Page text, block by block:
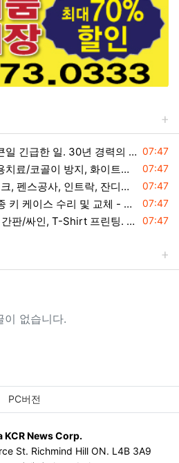
등록일
07:47
일. 30년 경력의 목수에게 맡겨 주
등록일
07:47
이 방지, 화이트닝, 사랑니 발치. 직
등록일
07:47
사, 인트락, 잔디공사, 나무 자르
등록일
07:47
스 수리 및 교체 - 핸드폰 키(스
등록일
07:47
/싸인, T-Shirt 프린팅. 명함, 전
이 없습니다.
PC버전
KCR News Corp.
St. Richmind Hill ON. L4B 3A9